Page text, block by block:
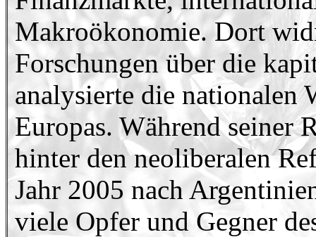
Makroökonomie. Dort
Forschungen über die
analysierte die
Europas. Während seiner
hinter den neoliberalen
Jahr 2005 nach
viele Opfer und Gegner